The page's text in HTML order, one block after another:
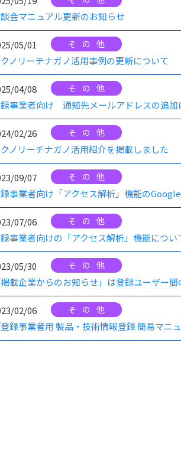
会マニュアル更新のお知らせ
05/01 その他
ノリーチナガノ活用事例の更新について
04/08 その他
事業者向け 通知先メールアドレスの追加
02/26 その他
ノリーチナガノ活用紹介を掲載しました
09/07 その他
事業者向け「アクセス解析」機能の
07/06 その他
事業者向けの「アクセス解析」機能につい
05/30 その他
掲載企業からのお知らせ」は登録ユーザー
02/06 その他
登録事業者用 製品・技術情報登録 簡易マニ